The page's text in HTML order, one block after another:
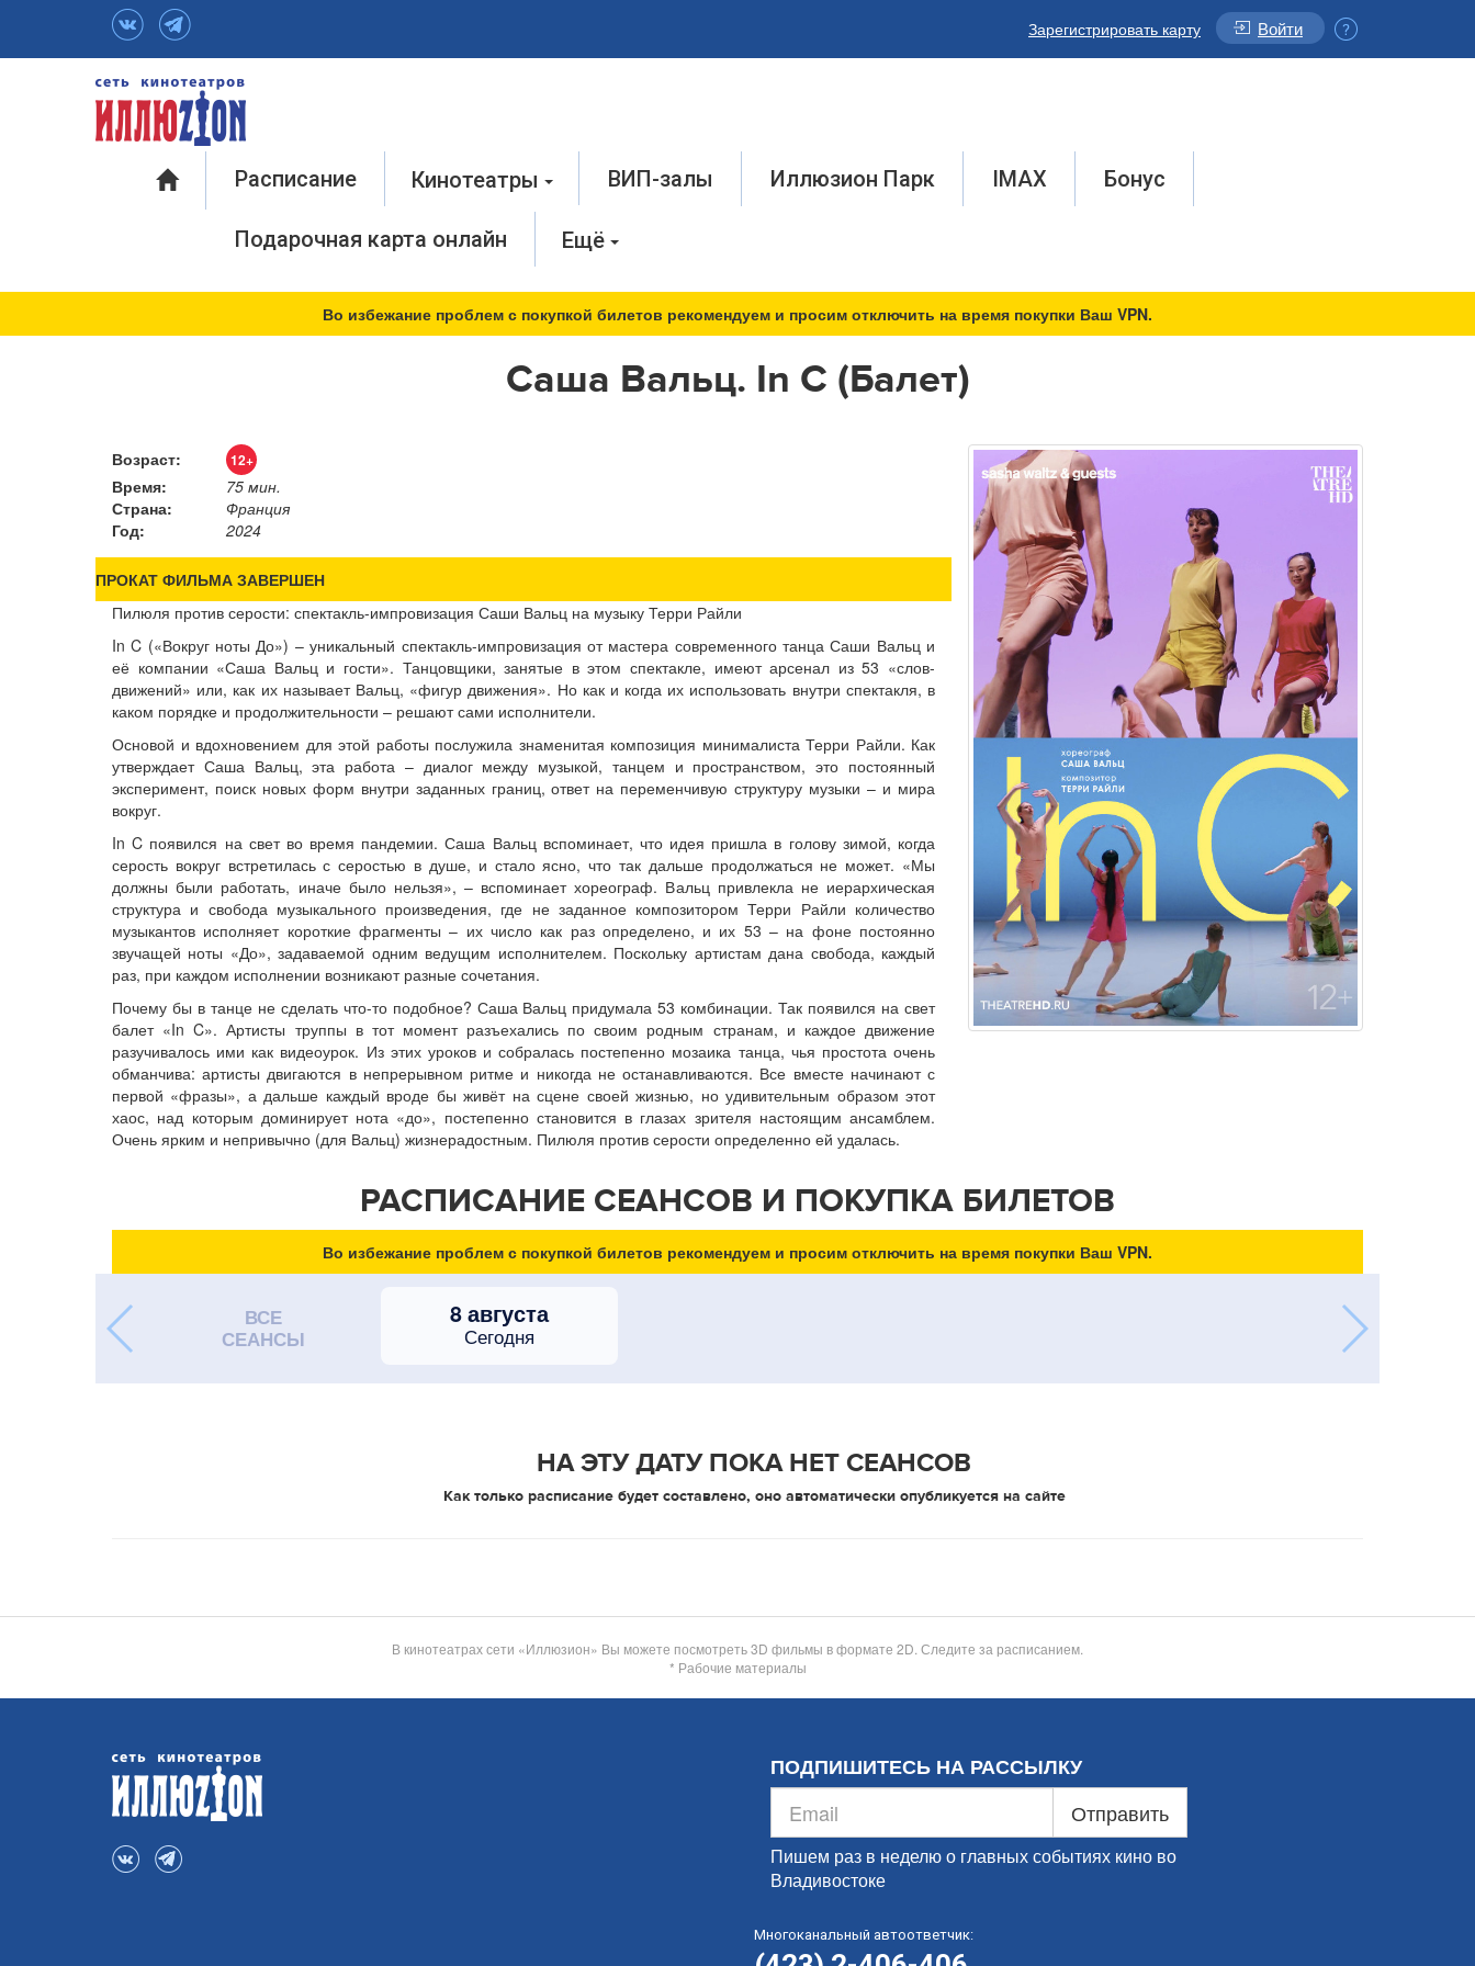
Зарегистрировать карту Войти
Расписание Кинотеатры ВИП-залы Иллюзион Парк IMAX Бонус
Подарочная карта онлайн Ещё
Во избежание проблем с покупкой билетов рекомендуем и просим отключить на время покупки Ваш VPN.
Саша Вальц. In C (Балет)
Возраст: 12+
Время:
75 мин.
Страна:
Франция
Год:
2024
ПРОКАТ ФИЛЬМА ЗАВЕРШЕН
Пилюля против серости: спектакль-импровизация Саши Вальц на музыку Терри Райли
In C («Вокруг ноты До») – уникальный спектакль-импровизация от мастера современного танца Саши Вальц и
её компании «Саша Вальц и гости». Танцовщики, занятые в этом спектакле, имеют арсенал из 53 «слов-
движений» или, как их называет Вальц, «фигур движения». Но как и когда их использовать внутри спектакля, в
каком порядке и продолжительности – решают сами исполнители.
Основой и вдохновением для этой работы послужила знаменитая композиция минималиста Терри Райли. Как
утверждает Саша Вальц, эта работа – диалог между музыкой, танцем и пространством, это постоянный
эксперимент, поиск новых форм внутри заданных границ, ответ на переменчивую структуру музыки – и мира
вокруг.
In C появился на свет во время пандемии. Саша Вальц вспоминает, что идея пришла в голову зимой, когда
серость вокруг встретилась с серостью в душе, и стало ясно, что так дальше продолжаться не может. «Мы
должны были работать, иначе было нельзя», – вспоминает хореограф. Вальц привлекла не иерархическая
структура и свобода музыкального произведения, где не заданное композитором Терри Райли количество
музыкантов исполняет короткие фрагменты – их число как раз определено, и их 53 – на фоне постоянно
звучащей ноты «До», задаваемой одним ведущим исполнителем. Поскольку артистам дана свобода, каждый
раз, при каждом исполнении возникают разные сочетания.
Почему бы в танце не сделать что-то подобное? Саша Вальц придумала 53 комбинации. Так появился на свет
балет «In C». Артисты труппы в тот момент разъехались по своим родным странам, и каждое движение
разучивалось ими как видеоурок. Из этих уроков и собралась постепенно мозаика танца, чья простота очень
обманчива: артисты двигаются в непрерывном ритме и никогда не останавливаются. Все вместе начинают с
первой «фразы», а дальше каждый вроде бы живёт на сцене своей жизнью, но удивительным образом этот
хаос, над которым доминирует нота «до», постепенно становится в глазах зрителя настоящим ансамблем.
Очень ярким и непривычно (для Вальц) жизнерадостным. Пилюля против серости определенно ей удалась.
РАСПИСАНИЕ СЕАНСОВ И ПОКУПКА БИЛЕТОВ
Во избежание проблем с покупкой билетов рекомендуем и просим отключить на время покупки Ваш VPN.
ВСЕ
СЕАНСЫ
8 августа
Сегодня
НА ЭТУ ДАТУ ПОКА НЕТ СЕАНСОВ
Как только расписание будет составлено, оно автоматически опубликуется на сайте
В кинотеатрах сети «Иллюзион» Вы можете посмотреть 3D фильмы в формате 2D. Следите за расписанием.
* Рабочие материалы
ПОДПИШИТЕСЬ НА РАССЫЛКУ
Отправить
Пишем раз в неделю о главных событиях кино во
Владивостоке
Многоканальный автоответчик: